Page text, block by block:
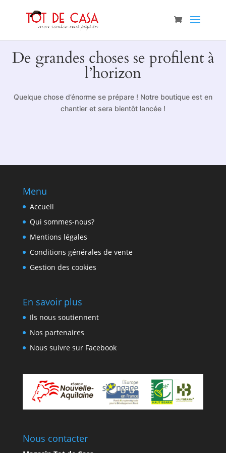
De grandes choses se profilent à
l’horizon
Quelque chose d’énorme se prépare ! Notre boutique est en
chantier et sera bientôt lancée !
Menu
Accueil
Qui sommes-nous?
Mentions légales
Conditions générales de vente
Gestion des cookies
En savoir plus
Ils nous soutiennent
Nos partenaires
Nous suivre sur Facebook
Nous contacter